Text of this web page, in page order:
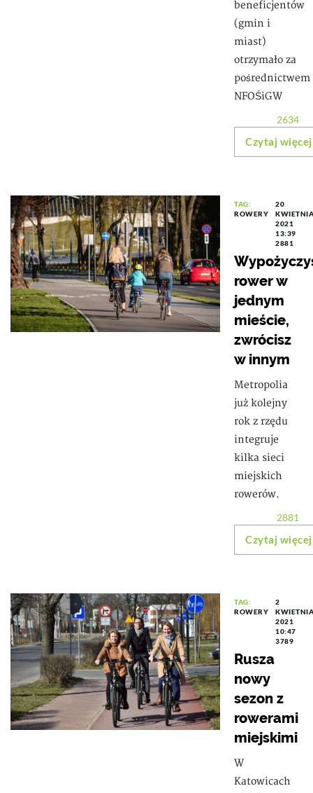
beneficjentów
(gmin i
miast)
otrzymało za
pośrednictwem
NFOŚiGW
2634
Czytaj więcej
TAG:
ROWERY
20
KWIETNIA
2021
13:39
2881
rower w
jednym
mieście,
zwrócisz
w innym
Metropolia
już kolejny
rok z rzędu
integruje
kilka sieci
miejskich
rowerów.
2881
Czytaj więcej
TAG:
ROWERY
2
KWIETNIA
2021
10:47
3789
Rusza
nowy
sezon z
rowerami
miejskimi
W
Katowicach